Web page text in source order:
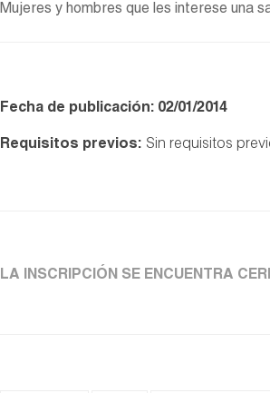
Mujeres y hombres que les interese una
Fecha de publicación: 02/01/2014
Requisitos previos: Sin requisitos
LA INSCRIPCIÓN SE ENCUENTRA